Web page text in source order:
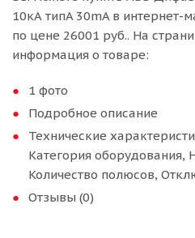
10кА типA 30mA в интернет-
по цене 26001 руб.. На
информация о товаре:
1 фото
Подробное описание
Технические
Категория оборудования,
Количество полюсов,
Отзывы (0)